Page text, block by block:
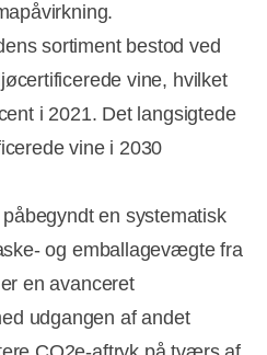
sortiment bestod ved
vine, hvilket
i 2021. Det langsigtede
vine i 2030
en systematisk
og emballagevægte fra
en avanceret
udgangen af andet